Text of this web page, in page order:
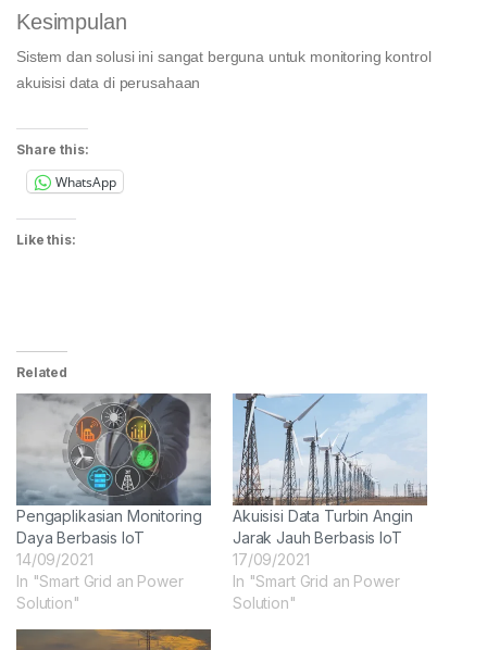
Kesimpulan
Sistem dan solusi ini sangat berguna untuk monitoring kontrol
akuisisi data di perusahaan
Share this:
WhatsApp
Like this:
Related
Pengaplikasian Monitoring
Daya Berbasis IoT
14/09/2021
In "Smart Grid an Power
Solution"
Akuisisi Data Turbin Angin
Jarak Jauh Berbasis IoT
17/09/2021
In "Smart Grid an Power
Solution"